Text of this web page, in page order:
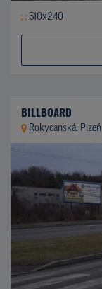
510x240
BILLBOARD
Rokycanská, Plzeň